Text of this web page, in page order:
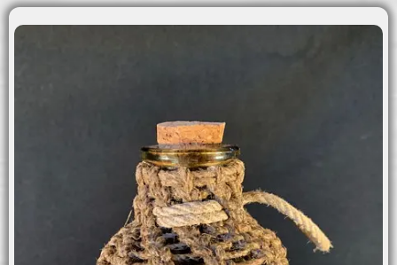
MENU